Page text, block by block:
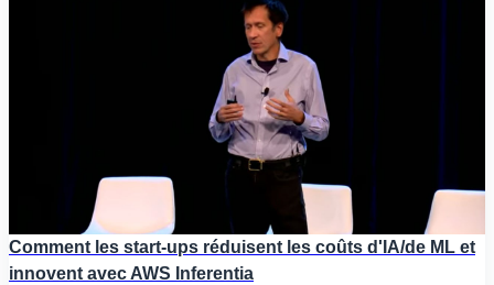
Comment les start-ups réduisent les coûts d'IA/de ML et
innovent avec AWS Inferentia